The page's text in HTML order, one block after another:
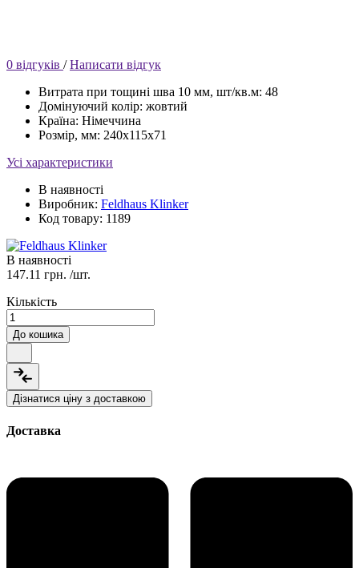
0 відгуків / Написати відгук
Витрата при тощині шва 10 мм, шт/кв.м: 48
Домінуючий колір: жовтий
Країна: Німеччина
Розмір, мм: 240x115x71
Усі характеристики
В наявності
Виробник: Feldhaus Klinker
Код товару: 1189
В наявності
147.11 грн. /шт.
Кількість
До кошика
Дізнатися ціну з доставкою
Доставка